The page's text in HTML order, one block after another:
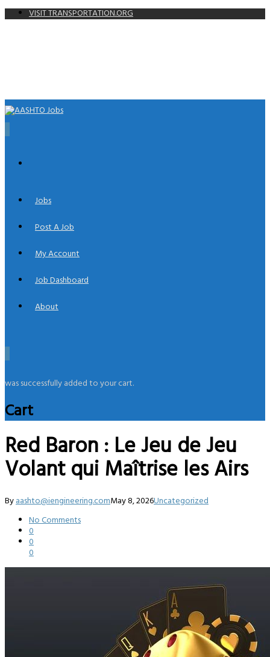
VISIT TRANSPORTATION.ORG
Jobs
Post A Job
My Account
Job Dashboard
About
was successfully added to your cart.
Cart
Red Baron : Le Jeu de Jeu
Volant qui Maîtrise les Airs
Byaashto@iengineering.comMay 8, 2026Uncategorized
No Comments
0
0
0